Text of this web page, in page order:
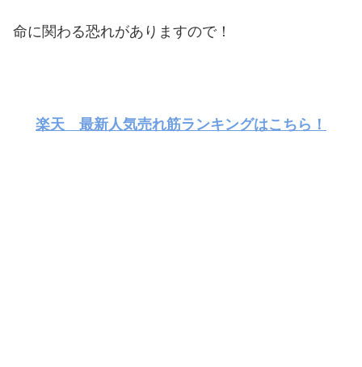
命に関わる恐れがありますので！
楽天 最新人気売れ筋ランキングはこちら！